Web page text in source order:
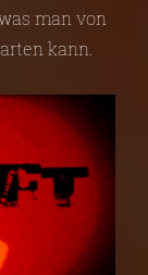
man von
kann.